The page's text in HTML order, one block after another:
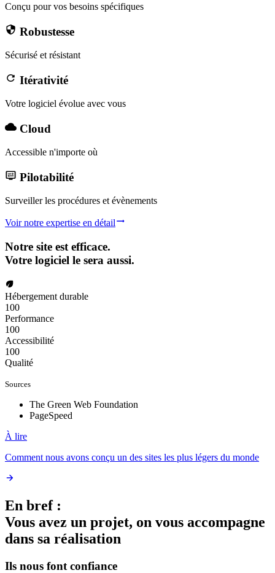
Conçu pour vos besoins spécifiques
Robustesse
Sécurisé et résistant
Itérativité
Votre logiciel évolue avec vous
Cloud
Accessible n'importe où
Pilotabilité
Surveiller les procédures et évènements
Voir notre expertise en détail
Notre site est efficace.
Votre logiciel le sera aussi.
Hébergement durable
100
Performance
100
Accessibilité
100
Qualité
Sources
The Green Web Foundation
PageSpeed
À lire
Comment nous avons conçu un des sites les plus légers du monde
En bref :
Vous avez un projet, on vous accompagne
dans sa réalisation
Ils nous font confiance